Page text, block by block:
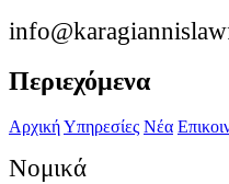
Περιεχόμενα
ΑρχικήΥπηρεσίες Νέα
Νομικά